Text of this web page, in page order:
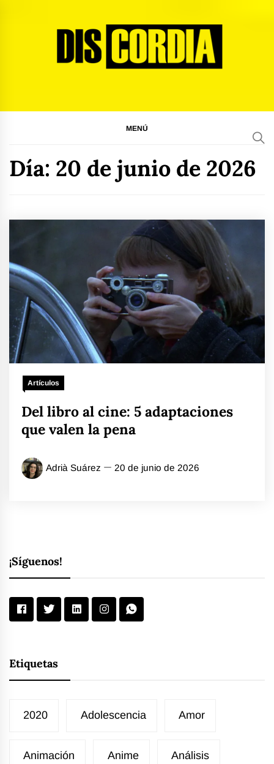
MENÚ
Día: 20 de junio de 2026
Artículos
Del libro al cine: 5 adaptaciones
que valen la pena
Adrià Suárez 20 de junio de 2026
¡Síguenos!
Etiquetas
2020 Adolescencia Amor
Animación Anime Análisis